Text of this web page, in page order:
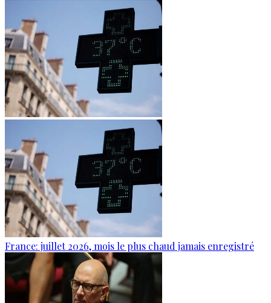
France: juillet 2026, mois le plus chaud jamais enregistré